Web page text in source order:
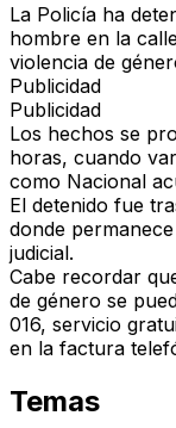
La Policía ha
hombre en la
violencia de
Publicidad
Publicidad
Los hechos se
horas, cuando
como Nacional
El detenido fue
donde
judicial.
Cabe recordar
de género se
016, servicio
en la factura
Temas